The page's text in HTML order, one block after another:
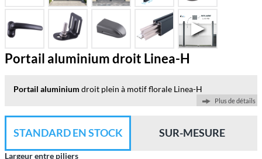
Portail aluminium droit Linea-H
Portail aluminium droit plein à motif florale Linea-H
Plus de détails
STANDARD EN STOCK SUR-MESURE
Largeur entre piliers